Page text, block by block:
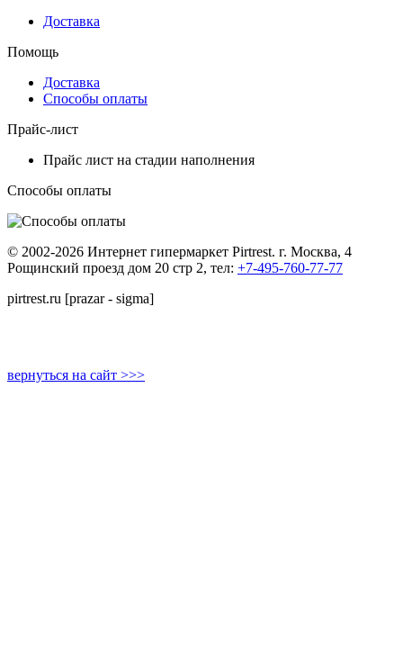
Доставка
Помощь
Доставка
Способы оплаты
Прайс-лист
Прайс лист на стадии наполнения
Способы оплаты
© 2002-2026 Интернет гипермаркет Pirtrest. г. Москва, 4
Рощинский проезд дом 20 стр 2, тел: +7-495-760-77-77
pirtrest.ru [prazar - sigma]
вернуться на сайт >>>